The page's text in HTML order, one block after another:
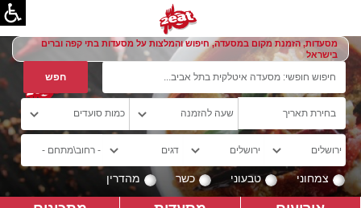
מסעדות, הזמנת מקום במסעדה, חיפוש והמלצות על מסעדות בתי קפה וברים
בישראל
צמחוני טבעוני כשר מהדרין